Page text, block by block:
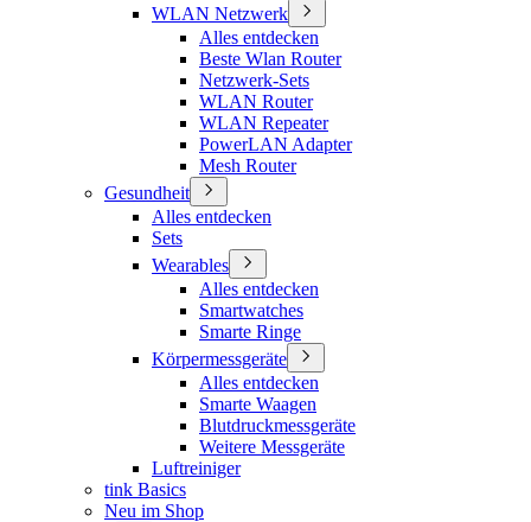
WLAN Netzwerk
Alles entdecken
Beste Wlan Router
Netzwerk-Sets
WLAN Router
WLAN Repeater
PowerLAN Adapter
Mesh Router
Gesundheit
Alles entdecken
Sets
Wearables
Alles entdecken
Smartwatches
Smarte Ringe
Körpermessgeräte
Alles entdecken
Smarte Waagen
Blutdruckmessgeräte
Weitere Messgeräte
Luftreiniger
tink Basics
Neu im Shop